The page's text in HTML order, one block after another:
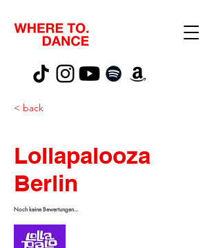
< back
Lollapalooza
Berlin
Noch keine Bewertungen...